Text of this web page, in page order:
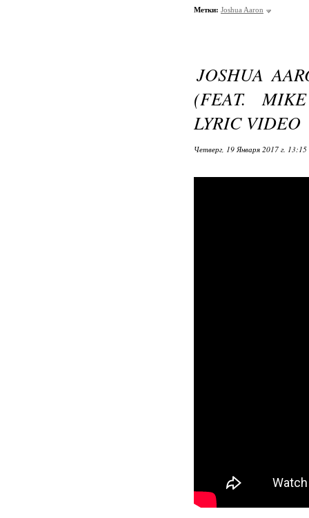
Метки: Joshua Aaron
JOSHUA
(FEAT.
LYRIC VIDEO
Четверг, 19 Января 2017 г. 13:15